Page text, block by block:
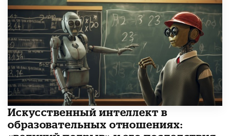
​Искусственный интеллект в
образовательных отношениях: